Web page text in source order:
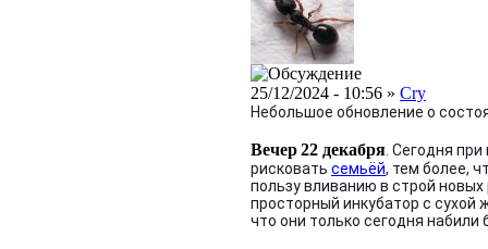
25/12/2024 - 10:56 » Cry
Небольшое обновление о
Вечер22 декабря. Сегодня
рисковать семьёй, тем более,
пользу вливанию в строй
просторный инкубатор с
что они только сегодня набили